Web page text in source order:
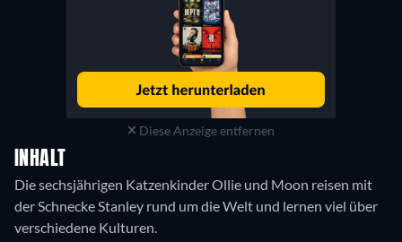
Diese Anzeige entfernen
INHALT
Die sechsjährigen Katzenkinder Ollie und Moon reisen mit
der Schnecke Stanley rund um die Welt und lernen viel über
verschiedene Kulturen.